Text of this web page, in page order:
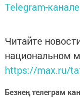
Telegram-канале
Читайте
национальном
https://max.ru/
Безнең телеграм